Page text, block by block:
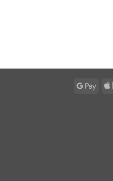
Apple
Google